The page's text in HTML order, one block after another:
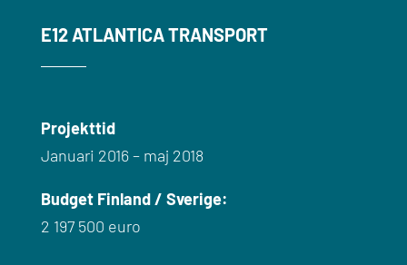
E12 ATLANTICA TRANSPORT
Projekttid
Januari 2016 – maj 2018
Budget Finland / Sverige:
2 197 500 euro